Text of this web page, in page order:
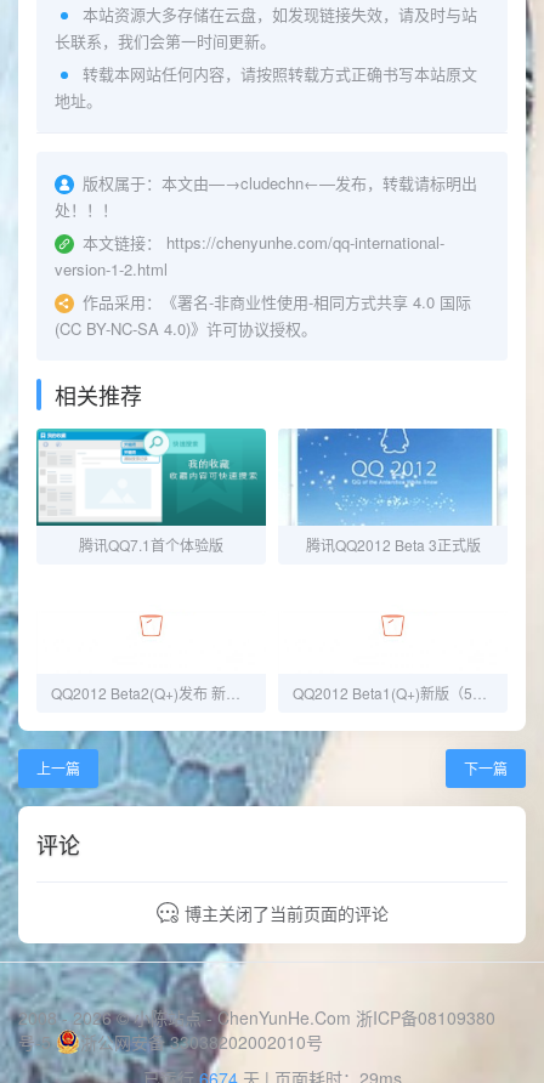
本站资源大多存储在云盘，如发现链接失效，请及时与站
长联系，我们会第一时间更新。
转载本网站任何内容，请按照转载方式正确书写本站原文
地址。
版权属于： 本文由—→cludechn←—发布，转载请标明出
处！！！
本文链接：
https://chenyunhe.com/qq-international-
version-1-2.html
作品采用：
《署名-非商业性使用-相同方式共享 4.0 国际
(CC BY-NC-SA 4.0)》许可协议授权。
相关推荐
腾讯QQ7.1首个体验版 腾讯QQ2012 Beta 3正式版
上一篇 下一篇
评论
博主关闭了当前页面的评论
2008 - 2026 © 小陈站点 -ChenYunHe.Com 浙ICP备08109380
号-5
浙公网安备 33038202002010号
已运行 6674天 | 页面耗时：29ms